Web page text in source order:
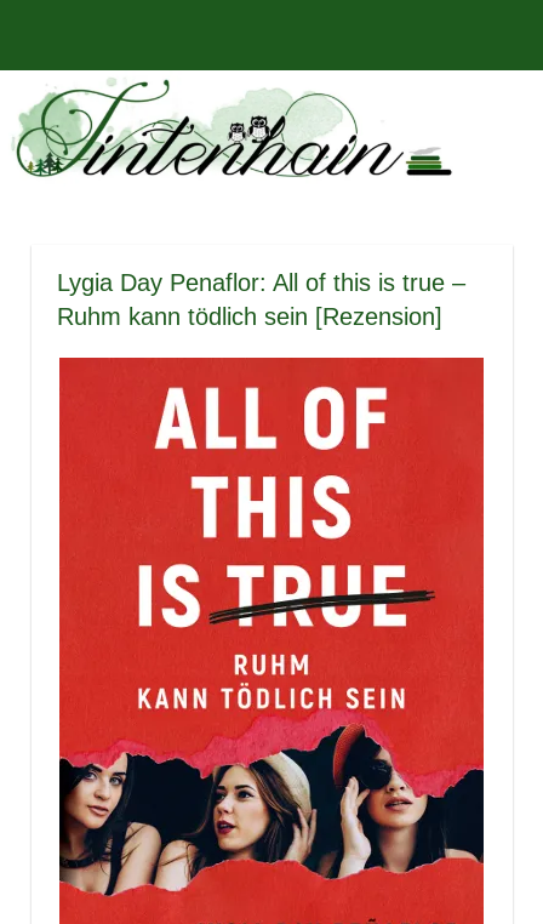
springen
Tintenhain
–
Der
Rezensionen
und
mehr
Lygia Day Penaflor: All of this is true –
Ruhm kann tödlich sein [Rezension]